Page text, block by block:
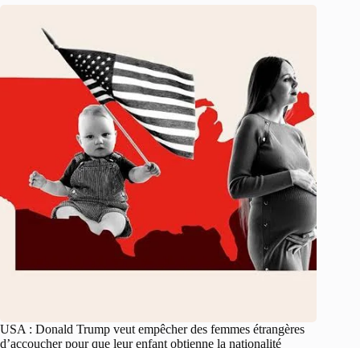
USA : Donald Trump veut empêcher des femmes étrangères
d’accoucher pour que leur enfant obtienne la nationalité